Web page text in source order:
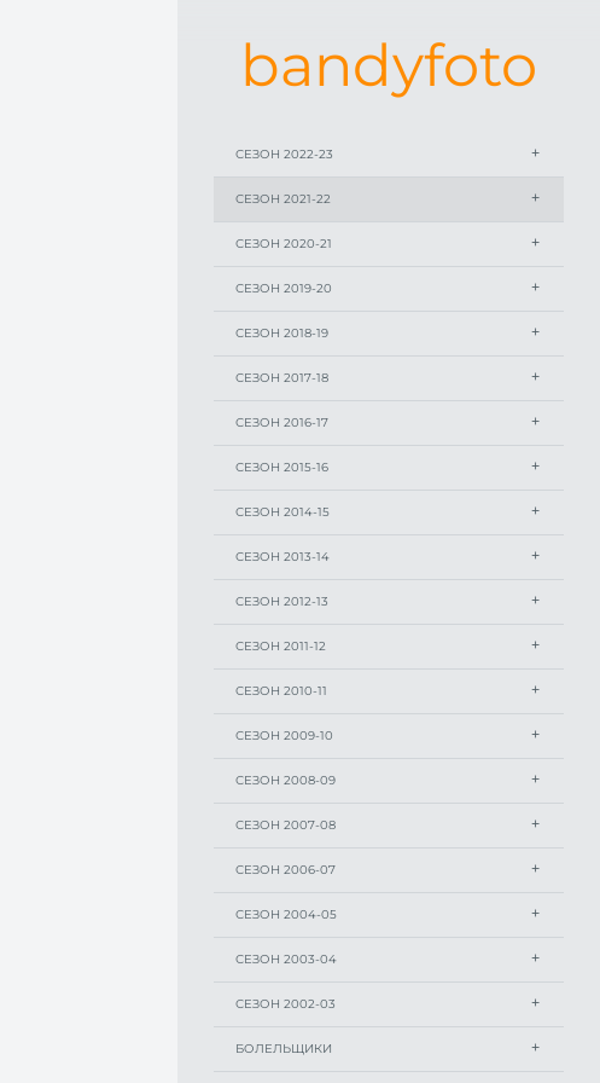
bandyfoto
СЕЗОН 2022-23
СЕЗОН 2021-22
СЕЗОН 2020-21
СЕЗОН 2019-20
СЕЗОН 2018-19
СЕЗОН 2017-18
СЕЗОН 2016-17
СЕЗОН 2015-16
СЕЗОН 2014-15
СЕЗОН 2013-14
СЕЗОН 2012-13
СЕЗОН 2011-12
СЕЗОН 2010-11
СЕЗОН 2009-10
СЕЗОН 2008-09
СЕЗОН 2007-08
СЕЗОН 2006-07
СЕЗОН 2004-05
СЕЗОН 2003-04
СЕЗОН 2002-03
БОЛЕЛЬЩИКИ